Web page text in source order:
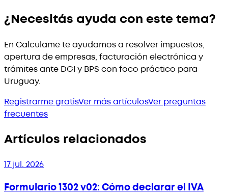
¿Necesitás ayuda con este tema?
En Calculame te ayudamos a resolver impuestos,
apertura de empresas, facturación electrónica y
trámites ante DGI y BPS con foco práctico para
Uruguay.
Registrarme gratisVer más artículosVer preguntas
frecuentes
Artículos relacionados
17 jul. 2026
Formulario 1302 v02: Cómo declarar el IVA